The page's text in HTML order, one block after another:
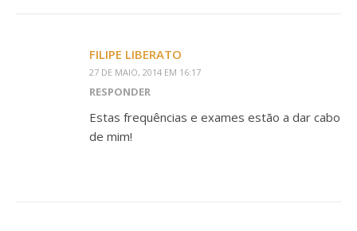
FILIPE LIBERATO
27 DE MAIO, 2014 EM 16:17
RESPONDER
Estas frequências e exames estão a dar cabo
de mim!